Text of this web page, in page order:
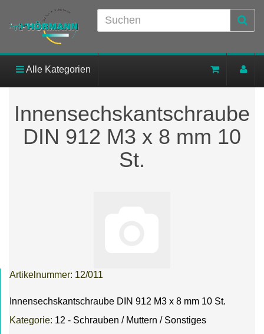
Alle Kategorien
Innensechskantschraube
DIN 912 M3 x 8 mm 10
St.
Artikelnummer: 12/011
Innensechskantschraube DIN 912 M3 x 8 mm 10 St.
Kategorie: 12 - Schrauben / Muttern / Sonstiges